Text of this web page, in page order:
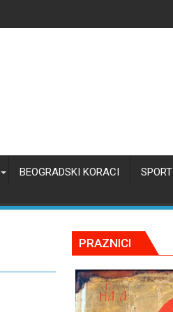
sila?
BEOGRADSKI KORACI SPORT
PRAZNICI